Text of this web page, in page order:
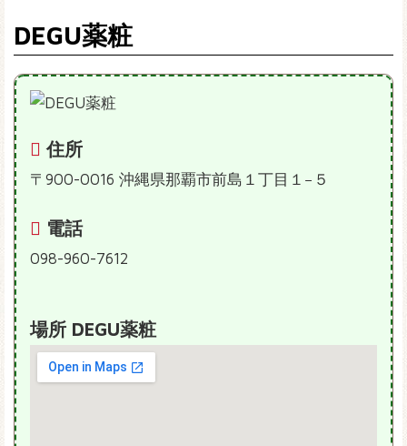
DEGU薬粧
住所
〒900-0016 沖縄県那覇市前島１丁目１−５
電話
098-960-7612
場所 DEGU薬粧